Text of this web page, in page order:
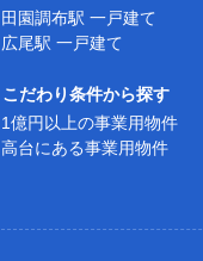
田園調布駅 一戸建て
広尾駅 一戸建て
こだわり条件から探す
1億円以上の事業用物件
高台にある事業用物件